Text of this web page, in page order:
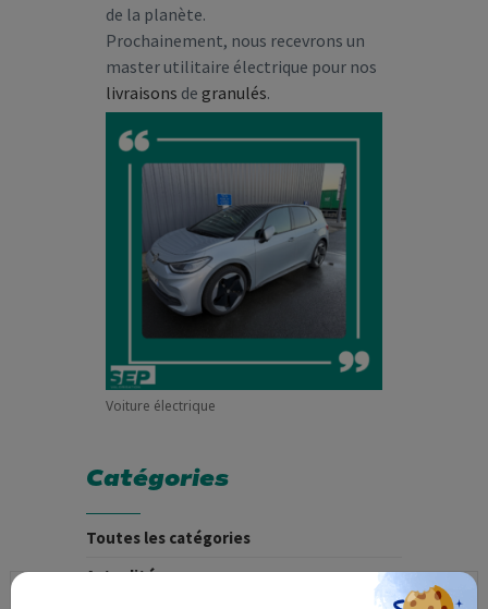
de la planète.
Prochainement, nous recevrons un
master utilitaire électrique pour nos
livraisons de granulés.
Voiture électrique
Catégories
Toutes les catégories
Actualités